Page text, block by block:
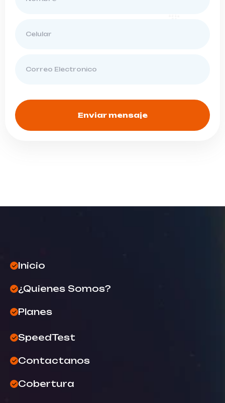
Enviar mensaje
Inicio
¿Quienes Somos?
Planes
SpeedTest
Contactanos
Cobertura